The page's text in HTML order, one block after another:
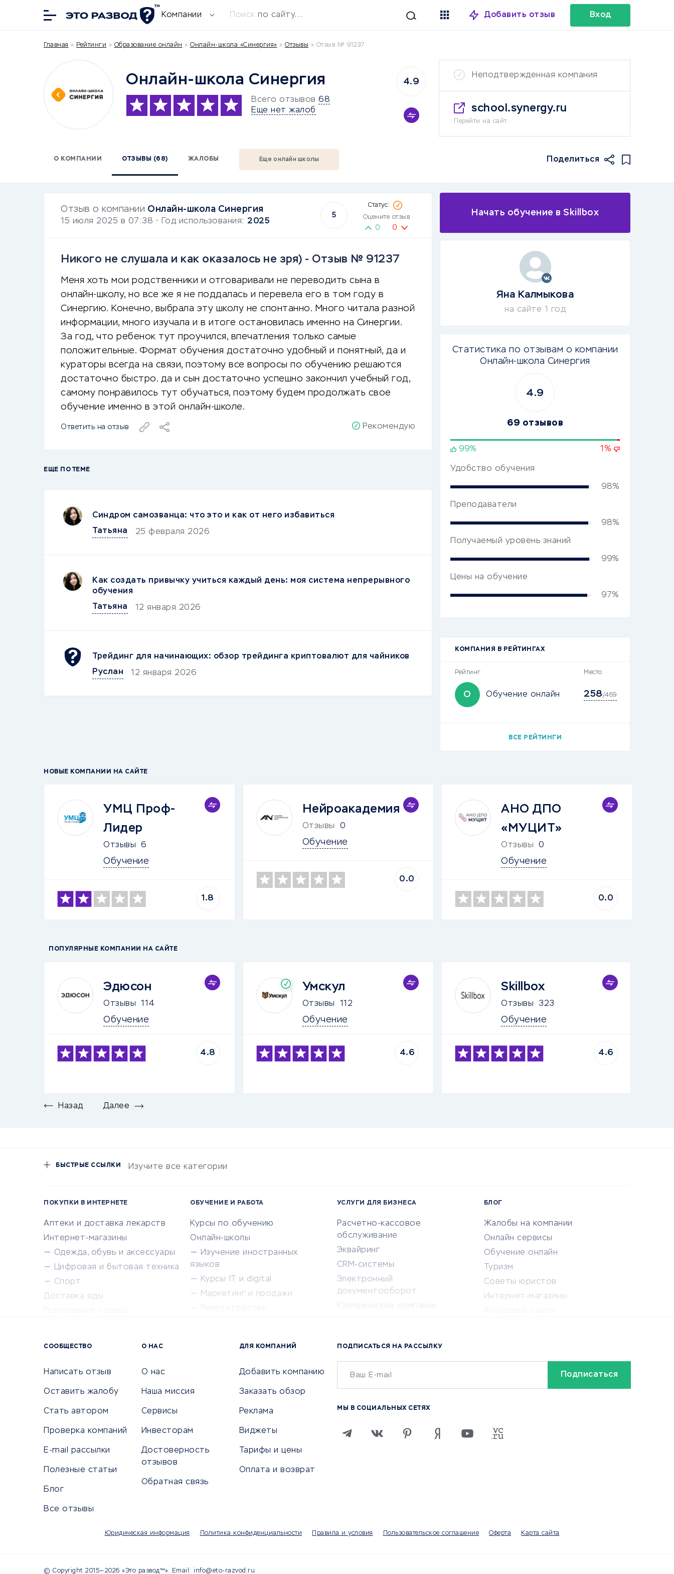
Компании Поиск по сайту... Добавить отзыв Вход
Главная » Рейтинги » Образование онлайн » Онлайн-школа «Синергия» » Отзывы » Отзыв № 91237
Онлайн-школа Синергия
Всего отзывов 68
Еще нет жалоб
4.9
Неподтвержденная компания
school.synergy.ru
Перейти на сайт
О КОМПАНИИ ОТЗЫВЫ (68) ЖАЛОБЫ Еще онлайн школы Поделиться
Отзыв о компании Онлайн-школа Синергия
15 июля 2025 в 07:38 • Год использования: 2025
5 Оцените отзыв
0 0
Никого не слушала и как оказалось не зря) - Отзыв № 91237
Меня хоть мои родственники и отговаривали не переводить сына в
онлайн-школу, но все же я не поддалась и перевела его в том году в
Синергию. Конечно, выбрала эту школу не спонтанно. Много читала разной
информации, много изучала и в итоге остановилась именно на Синергии.
За год, что ребенок тут проучился, впечатления только самые
положительные. Формат обучения достаточно удобный и понятный, да и
кураторы всегда на связи, поэтому все вопросы по обучению решаются
достаточно быстро. да и сын достаточно успешно закончил учебный год,
самому понравилось тут обучаться, поэтому будем продолжать свое
обучение именно в этой онлайн-школе.
Ответить на отзыв Рекомендую
ЕЩЕ ПО ТЕМЕ
Синдром самозванца: что это и как от него избавиться
Татьяна
25 февраля 2026
Как создать привычку учиться каждый день: моя система непрерывного
обучения
Татьяна
12 января 2026
Трейдинг для начинающих: обзор трейдинга криптовалют для чайников
Руслан
12 января 2026
Начать обучение в Skillbox
Яна Калмыкова
на сайте 1 год
Статистика по отзывам о компании
Онлайн-школа Синергия
4.9
69 отзывов
99% 1%
Удобство обучения
98%
Преподаватели
98%
Получаемый уровень знаний
99%
Цены на обучение
97%
КОМПАНИЯ В РЕЙТИНГАХ
Рейтинг Место
О Обучение онлайн 258/469
ВСЕ РЕЙТИНГИ
НОВЫЕ КОМПАНИИ НА САЙТЕ
УМЦ Проф-
Лидер
Отзывы 6
Обучение
1.8
Нейроакадемия
Отзывы 0
Обучение
0.0
АНО ДПО
«МУЦИТ»
Отзывы 0
Обучение
0.0
ПОПУЛЯРНЫЕ КОМПАНИИ НА САЙТЕ
Эдюсон
Отзывы 114
Обучение
4.8
Умскул
Отзывы 112
Обучение
4.6
Skillbox
Отзывы 323
Обучение
4.6
Назад Далее
БЫСТРЫЕ ССЫЛКИ Изучите все категории
ПОКУПКИ В ИНТЕРНЕТЕ
Аптеки и доставка лекарств
Интернет-магазины
Одежда, обувь и аксессуары
Цифровая и бытовая техника
Спорт
Доставка еды
ОБУЧЕНИЕ И РАБОТА
Курсы по обучению
Онлайн-школы
Изучение иностранных
языков
Курсы IT и digital
Маркетинг и продажи
Университеты
УСЛУГИ ДЛЯ БИЗНЕСА
Расчетно-кассовое
обслуживание
Эквайринг
CRM-системы
Электронный
документооборот
Юридические компании
Бухгалтерия онлайн
Онлайн-кассы
SERM
Кредитные карты
Дебетовые карты
Микрофинансовые организации
Платежные системы
Покупка билетов
Бронирование отелей
Санатории
Авиакомпании
БЛОГ
Жалобы на компании
Онлайн сервисы
Обучение онлайн
Туризм
Советы юристов
Интернет-магазины
СООБЩЕСТВО
Написать отзыв
Оставить жалобу
Стать автором
Проверка компаний
E-mail рассылки
Полезные статьи
Блог
Все отзывы
О НАС
О нас
Наша миссия
Сервисы
Инвесторам
Достоверность
отзывов
Обратная связь
ДЛЯ КОМПАНИЙ
Добавить компанию
Заказать обзор
Реклама
Виджеты
Тарифы и цены
Оплата и возврат
ПОДПИСАТЬСЯ НА РАССЫЛКУ
МЫ В СОЦИАЛЬНЫХ СЕТЯХ
Юридическая информация Политика конфиденциальности Правила и условия Пользовательское соглашение Оферта Карта сайта
© Copyright 2015—2026 «Это развод™». Email: info@eto-razvod.ru